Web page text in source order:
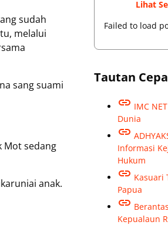
sudah
melalui
sang suami
Mot sedang
anak.
Lihat
Failed to load
Tautan
IMC
Dunia
Informasi
Hukum
Kasuari
Papua
Kepualaun